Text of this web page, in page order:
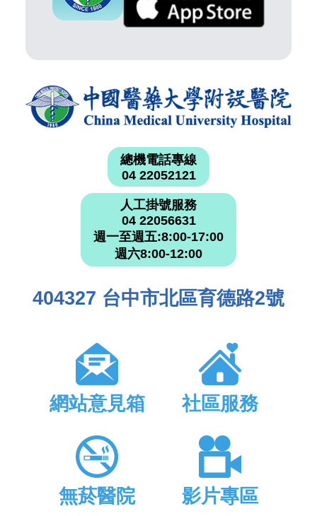
總機電話專線
04 22052121
人工掛號服務
04 22056631
週一至週五:8:00-17:00
週六8:00-12:00
404327 台中市北區育德路2號
網站意見箱 社區服務
無菸醫院 影片專區